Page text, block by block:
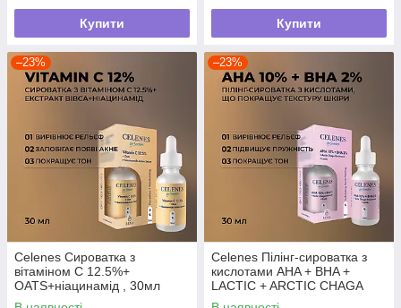
Купити Купити
–23%
Celenes Сироватка з
вітаміном С 12.5%+
OATS+ніацинамід , 30мл
–23%
Celenes Пілінг-сироватка з
кислотами AHA + BHA +
LACTIC + ARCTIC CHAGA
MUSHROOM, що покращує